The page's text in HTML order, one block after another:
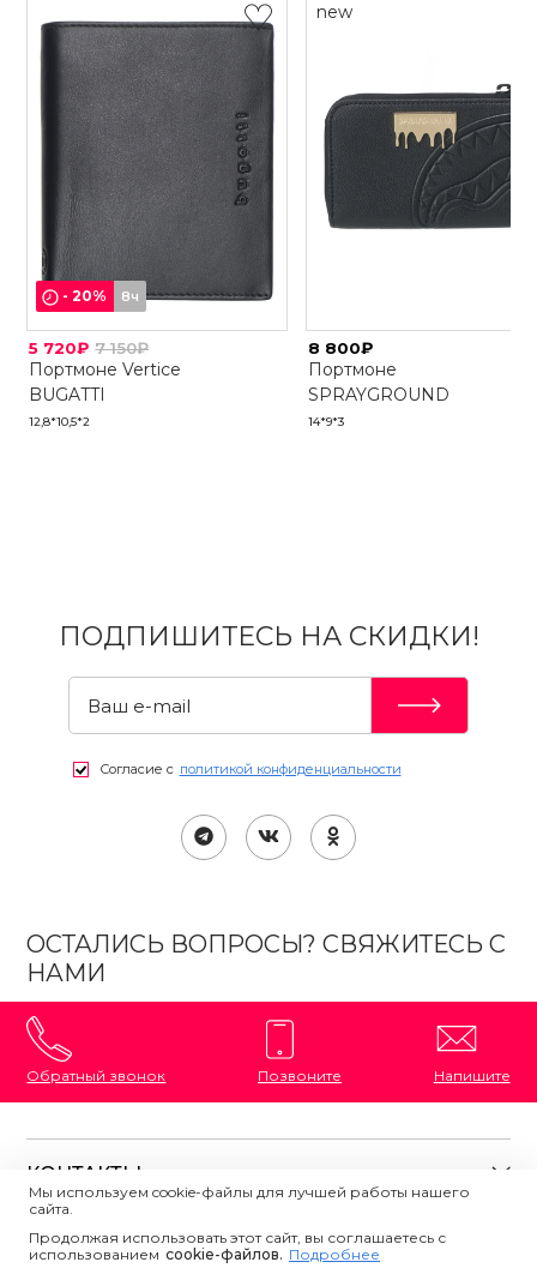
-20% 8ч
5 720₽ 7 150₽
Портмоне Vertice
BUGATTI
12,8*10,5*2
new
8 800₽
Портмоне
SPRAYGROUND
14*9*3
ПОДПИШИТЕСЬ НА СКИДКИ!
Согласие с политикой конфиденциальности
ОСТАЛИСЬ ВОПРОСЫ? СВЯЖИТЕСЬ С
НАМИ
Обратный звонок Позвоните Напишите
КОНТАКТЫ
8 (800) 333-87-72
Напишите нам
ПОЛЕЗНАЯ ИНФОРМАЦИЯ
Мы используем cookie-файлы для лучшей работы нашего
сайта.
Продолжая использовать этот сайт, вы соглашаетесь с
использованием сookie-файлов. Подробнее